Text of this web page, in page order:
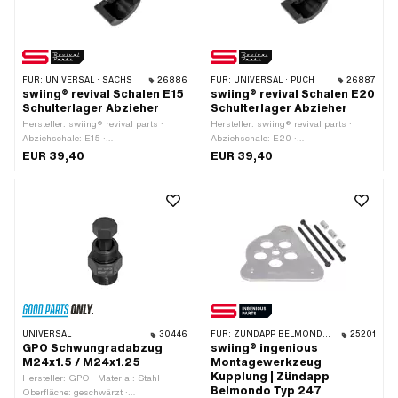
FÜR: UNIVERSAL · SACHS 26886
swiing® revival Schalen E15
Schulterlager Abzieher
Hersteller: swiing® revival parts ·
Abziehschale: E15 ·
Anwendungsbereich: (De-)
Montagewerkzeug
EUR 39,40
FÜR: UNIVERSAL · PUCH 26887
swiing® revival Schalen E20
Schulterlager Abzieher
Hersteller: swiing® revival parts ·
Abziehschale: E20 ·
Anwendungsbereich: (De-)
Montagewerkzeug
EUR 39,40
UNIVERSAL 30446
GPO Schwungradabzug
M24x1.5 / M24x1.25
Hersteller: GPO · Material: Stahl ·
Oberfläche: geschwärzt ·
FÜR: ZÜNDAPP BELMONDO · ZÜNDAPP 25201
swiing® ingenious
Montagewerkzeug
Kupplung | Zündapp
Belmondo Typ 247